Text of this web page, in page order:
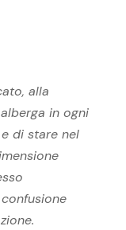
alla
in ogni
di stare nel